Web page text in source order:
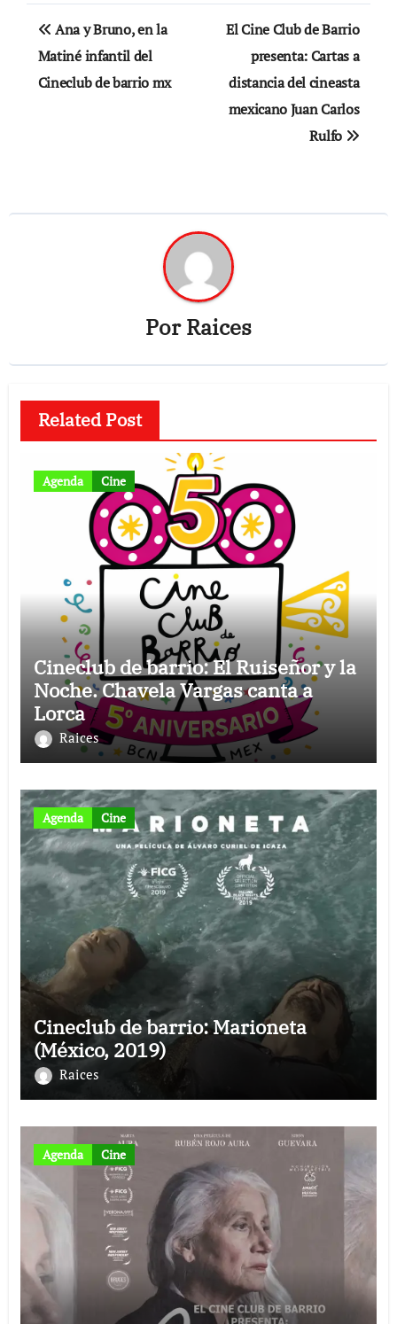
Navegación
de
entradas
Ana y Bruno, en la
Matiné infantil del
Cineclub de barrio mx
El Cine Club de Barrio
presenta: Cartas a
distancia del cineasta
mexicano Juan Carlos
Rulfo
PorRaices
Related Post
Agenda Cine
Cineclub de barrio: El Ruiseñor y la
Noche. Chavela Vargas canta a
Lorca
Raices
Agenda Cine
Cineclub de barrio: Marioneta
(México, 2019)
Raices
Agenda Cine